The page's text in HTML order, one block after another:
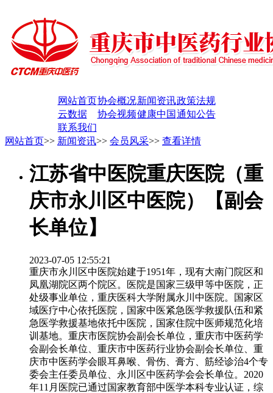
网站首页协会概况新闻资讯政策法规
云数据
协会视频健康中国通知公告
联系我们
网站首页>> 新闻资讯>> 会员风采>> 查看详情
江苏省中医院重庆医院（重
庆市永川区中医院）【副会
长单位】
2023-07-05 12:55:21
重庆市永川区中医院始建于1951年，现有大南门院区和
凤凰湖院区两个院区。医院是国家三级甲等中医院，正
处级事业单位，重庆医科大学附属永川中医院。国家区
域医疗中心依托医院，国家中医紧急医学救援队伍和紧
急医学救援基地依托中医院，国家住院中医师规范化培
训基地。重庆市医院协会副会长单位，重庆市中医药学
会副会长单位、重庆市中医药行业协会副会长单位、重
庆市中医药学会眼耳鼻喉、骨伤、膏方、筋经诊治4个专
委会主任委员单位、永川区中医药学会会长单位。2020
年11月医院已通过国家教育部中医学本科专业认证，综